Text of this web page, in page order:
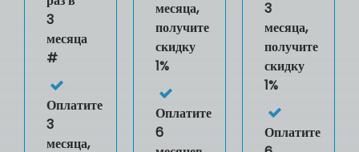
3
месяца
#
Оплатите
3
месяца,
месяца,
получите
скидку
1%
Оплатите
6
3
месяца,
получите
скидку
1%
Оплатите